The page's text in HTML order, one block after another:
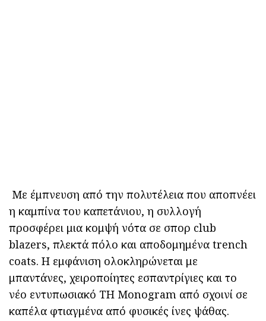
Με έμπνευση από την πολυτέλεια που αποπνέει
η καμπίνα του καπετάνιου, η συλλογή
προσφέρει μια κομψή νότα σε σπορ club
blazers, πλεκτά πόλο και αποδομημένα trench
coats. Η εμφάνιση ολοκληρώνεται με
μπαντάνες, χειροποίητες εσπαντρίγιες και το
νέο εντυπωσιακό TH Monogram από σχοινί σε
καπέλα φτιαγμένα από φυσικές ίνες ψάθας.